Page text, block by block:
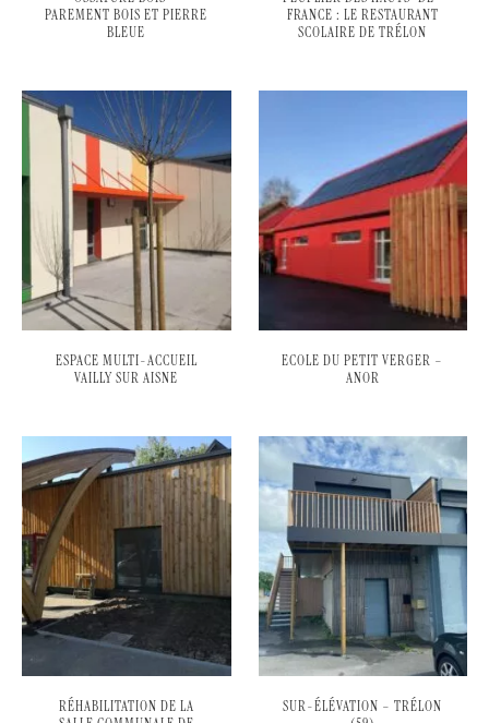
PAREMENT BOIS ET PIERRE
BLEUE
FRANCE : LE RESTAURANT
SCOLAIRE DE TRÉLON
ESPACE MULTI-ACCUEIL
VAILLY SUR AISNE
ECOLE DU PETIT VERGER –
ANOR
RÉHABILITATION DE LA
SUR-ÉLÉVATION – TRÉLON